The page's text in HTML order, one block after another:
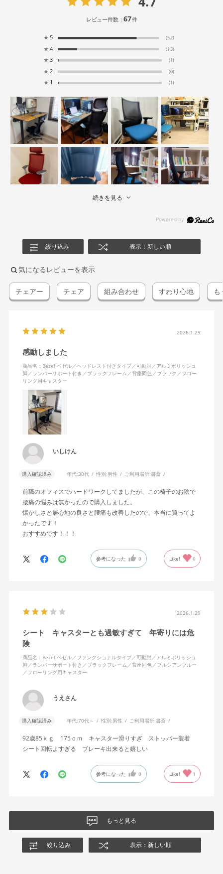
レビュー件数：67件
★ 5 (52)
★ 4 (13)
★ 3 (1)
★ 2 (0)
★ 1 (1)
続きを見る
絞り込み 表示：新しい順
気になるレビューを表示
チェアー チェア 組み合わせ すわり心地 も
2026.1.29
感動しました
商品名：Bezel ベゼル／ヘッドレスト付きタイプ／可動肘／アルミポリッシュ
脚／ランバーサポート付き／ブラックフレーム／背座同色／ブラック／フロー
リング用キャスター
いしけん
購入確認済み 年代:30代 性別:男性 ご利用場所:書斎
前職のオフィスでハードワークしてましたが、この椅子のお陰で
腰痛の悩みは無かったので購入しました。
懐かしさと居心地の良さと腰痛も改善したので、本当に買ってよ
かったです！
おすすめです！！！
参考になった 0 Like! 0
2026.1.29
シート キャスターとも過敏すぎて 年寄りには危
険
商品名：Bezel ベゼル／ファンクショナルタイプ／可動肘／アルミポリッシュ
脚／ランバーサポート付き／ブラックフレーム／背座同色／プルシアンブルー
／フローリング用キャスター
うえさん
購入確認済み 年代:70代～ 性別:男性 ご利用場所:書斎
92歳85ｋｇ 175ｃｍ キャスター滑りすぎ ストッパー装着
シート回転よすぎる ブレーキ出来ると嬉しい
参考になった 0 Like! 1
もっと見る
絞り込み 表示：新しい順